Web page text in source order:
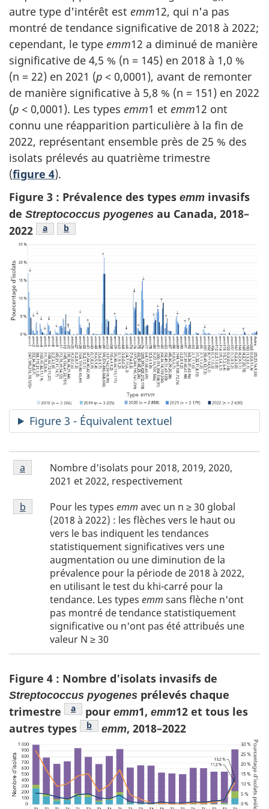
autre type d'intérêt est emm12, qui n'a pas
montré de tendance significative de 2018 à 2022;
cependant, le type emm12 a diminué de manière
significative de 4,5 % (n = 145) en 2018 à 1,0 %
(n = 22) en 2021 (p < 0,0001), avant de remonter
de manière significative à 5,8 % (n = 151) en 2022
(p < 0,0001). Les types emm1 et emm12 ont
connu une réapparition particulière à la fin de
2022, représentant ensemble près de 25 % des
isolats prélevés au quatrième trimestre
(figure 4).
Figure 3 : Prévalence des types emm invasifs
de Streptococcus pyogenes au Canada, 2018–
2022
Figure 3 note de bas de page
a Figure 3 note de bas de page
b
Figure 3 - Équivalent textuel
Figure
3
de
bas
Nombre d'isolats pour 2018, 2019, 2020,
2021 et 2022, respectivement
Figure 3 retour à la référence de la note de bas
a
Figure
3
Pour les types emm avec un n ≥ 30 global
(2018 à 2022) : les flèches vers le haut ou
vers le bas indiquent les tendances
statistiquement significatives vers une
augmentation ou une diminution de la
prévalence pour la période de 2018 à 2022,
en utilisant le test du khi-carré pour la
tendance. Les types emm sans flèche n'ont
pas montré de tendance statistiquement
significative ou n'ont pas été attribués une
valeur N ≥ 30
Figure 3 retour à la référence de la note de bas
b
Figure 4 : Nombre d'isolats invasifs de
Streptococcus pyogenes prélevés chaque
trimestre
Figure 4 note de bas de page
a pour emm1, emm12 et tous les
autres types
Figure 4 note de bas de page
b emm, 2018–2022